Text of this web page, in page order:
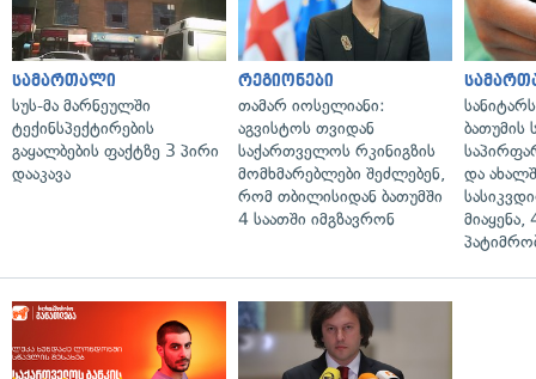
სამართალი
სუს-მა მარნეულში
ტექინსპექტირების
გაყალბების ფაქტზე 3 პირი
დააკავა
რეგიონები
თამარ იოსელიანი:
აგვისტოს თვიდან
საქართველოს რკინიგზის
მომხმარებლები შეძლებენ,
რომ თბილისიდან ბათუმში
4 საათში იმგზავრონ
ბათუმის
და